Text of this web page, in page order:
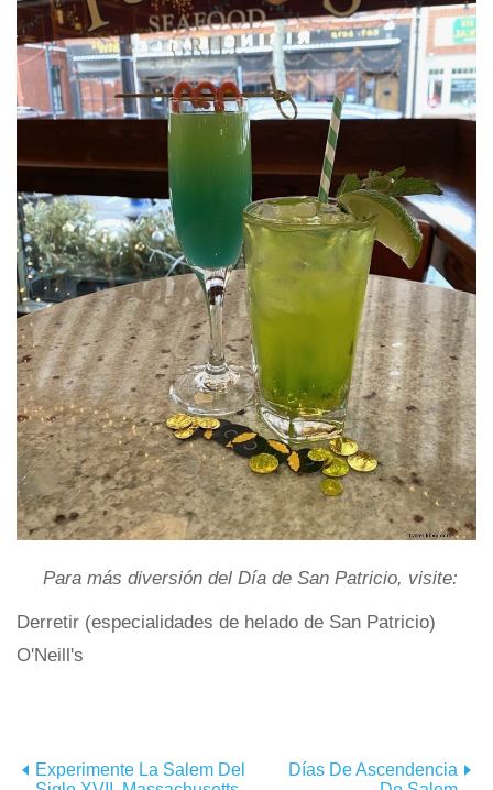
Para más diversión del Día de San Patricio, visite:
Derretir (especialidades de helado de San Patricio)
O'Neill's
Experimente La Salem Del
Días De Ascendencia